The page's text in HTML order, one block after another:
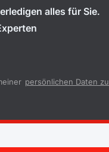
alles für Sie.
persönlichen Daten zu